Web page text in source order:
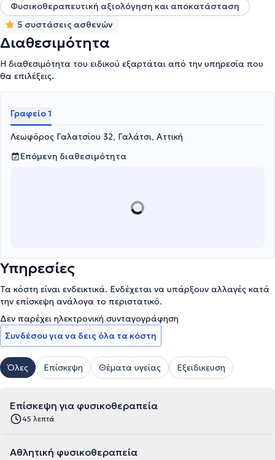
Φυσικοθεραπευτική αξιολόγηση και αποκατάσταση
5 συστάσεις ασθενών
Διαθεσιμότητα
Η διαθεσιμότητα του ειδικού εξαρτάται από την υπηρεσία που
θα επιλέξεις.
Γραφείο 1
Λεωφόρος Γαλατσίου 32, Γαλάτσι, Αττική
Επόμενη διαθεσιμότητα
Υπηρεσίες
Τα κόστη είναι ενδεικτικά. Ενδέχεται να υπάρξουν αλλαγές κατά
την επίσκεψη ανάλογα το περιστατικό.
Δεν παρέχει ηλεκτρονική συνταγογράφηση
Συνδέσου για να δεις όλα τα κόστη
Όλες Επίσκεψη Θέματα υγείας Εξειδικευση
Επίσκεψη για φυσικοθεραπεία
45 λεπτά
Αθλητική φυσικοθεραπεία